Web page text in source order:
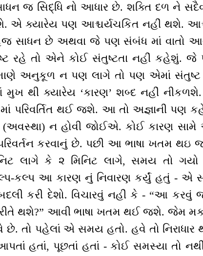
જ સિદ્ધિ નો આધાર છે. શક્તિ દળ ને
ક્યારેય પણ આશ્ચર્યચકિત નહીં થશે.
સાધન છે અથવા જે પણ સંબંધ માં વાતો
રહે તો એને કોઈ સંતુષ્ટતા નહીં કહેશું. જે
અનુકૂળ ન પણ લાગે તો પણ એમાં સંતુષ્ટ
મુખ થી ક્યારેય ‘કારણ’ શબ્દ નહીં
માં પરિવર્તિત થઈ જશે. આ તો અજ્ઞાની
ન હોવી જોઈએ. કોઈ કારણ
કરવાનું છે. પછી આ ભાષા ખતમ
લાગે કે ૨ મિનિટ લાગે, સમય તો
કલ્પ આ કારણ નું નિવારણ કર્યું હતું - એ
કરી દેશો. વિચારવું નહીં કે - “આ
થશે?” આવી ભાષા ખતમ થઈ જશે. જેમ
છે. તો પહેલાં એ સમય હતો. હવે તો
હતાં, પૂછતાં હતાં - કોઈ સમસ્યા તો